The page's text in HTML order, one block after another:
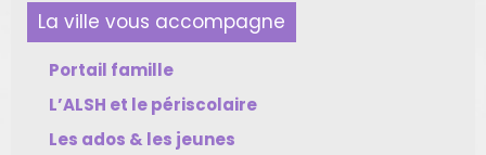
La ville vous accompagne
Portail famille
L’ALSH et le périscolaire
Les ados & les jeunes